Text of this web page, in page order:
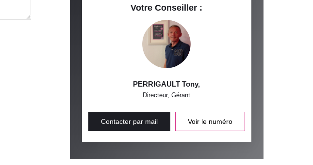
Votre Conseiller :
PERRIGAULT Tony,
Directeur, Gérant
Contacter par mail Voir le numéro